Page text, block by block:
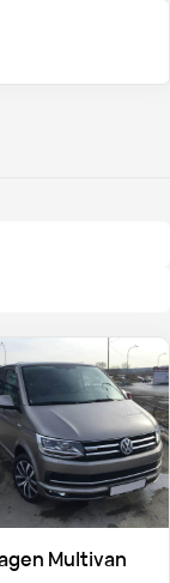
Multivan